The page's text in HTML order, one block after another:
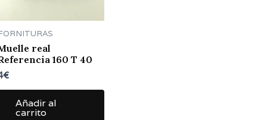
real
160 T 40
€
Añadir al
carrito